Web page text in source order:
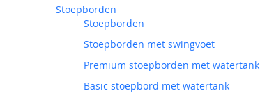
Stoepborden
Stoepborden
Stoepborden met swingvoet
Premium stoepborden met watertank
Basic stoepbord met watertank